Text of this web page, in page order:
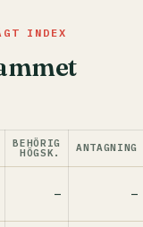
INDEX
BEHÖRIG
HÖGSK. ANTAGNING
– –